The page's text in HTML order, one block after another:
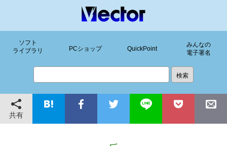
ソフト
ライブラリ
PCショップ QuickPoint
みんなの
電子署名
共有